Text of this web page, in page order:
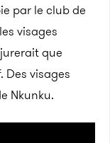
par le club de
visages
que
Des visages
Nkunku.